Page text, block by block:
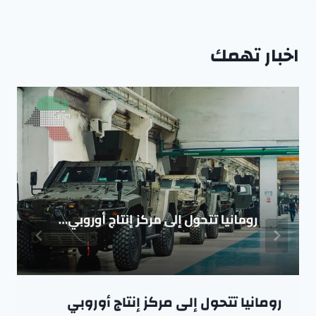
اخبار تهمك
رومانيا تتحول إلى مركز إنتاج أوروبي